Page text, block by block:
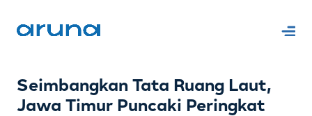
Seimbangkan Tata Ruang Laut,
Jawa Timur Puncaki Peringkat